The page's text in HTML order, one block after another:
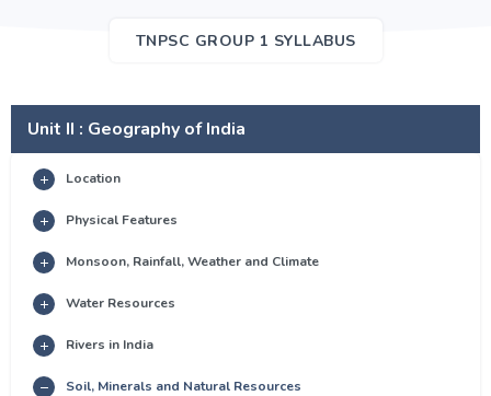
TNPSC GROUP 1 SYLLABUS
Unit II : Geography of India
Location
Physical Features
Monsoon, Rainfall, Weather and Climate
Water Resources
Rivers in India
Soil, Minerals and Natural Resources